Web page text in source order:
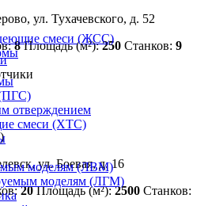
смеси (ЖСС)
отверждением
смеси (ХТС)
моделям (ЛВМ)
моделям (ЛГМ)
ул. Тухачевского, д. 52
8 Площадь (м²):250 Станков: 9
ул. Боевая, д. 16
20 Площадь (м²):2500 Станков: